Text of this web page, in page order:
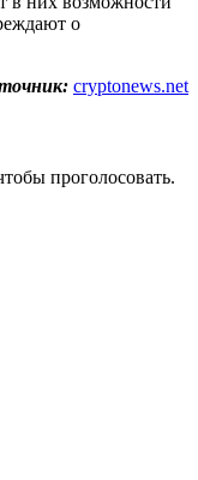
о
cryptonews.net
проголосовать.